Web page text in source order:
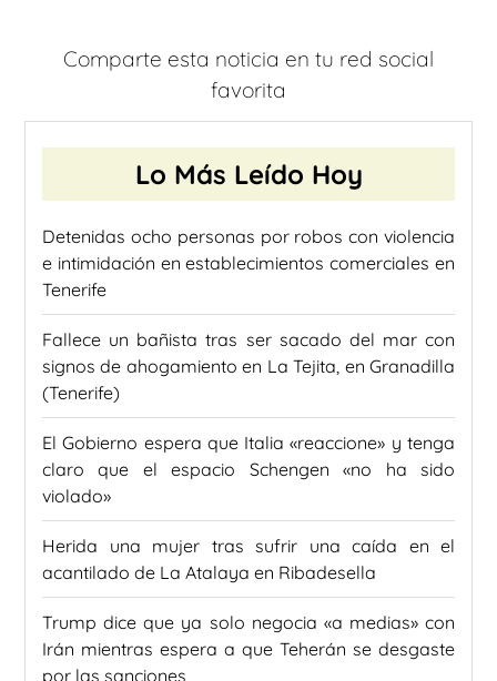
Comparte esta noticia en tu red social
favorita
Lo Más Leído Hoy
Detenidas ocho personas por robos con violencia
e intimidación en establecimientos comerciales en
Tenerife
Fallece un bañista tras ser sacado del mar con
signos de ahogamiento en La Tejita, en Granadilla
(Tenerife)
El Gobierno espera que Italia «reaccione» y tenga
claro que el espacio Schengen «no ha sido
violado»
Herida una mujer tras sufrir una caída en el
acantilado de La Atalaya en Ribadesella
Trump dice que ya solo negocia «a medias» con
Irán mientras espera a que Teherán se desgaste
por las sanciones